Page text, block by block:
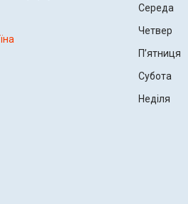
Середа
Четвер
Пʼятниця
Субота
Неділя